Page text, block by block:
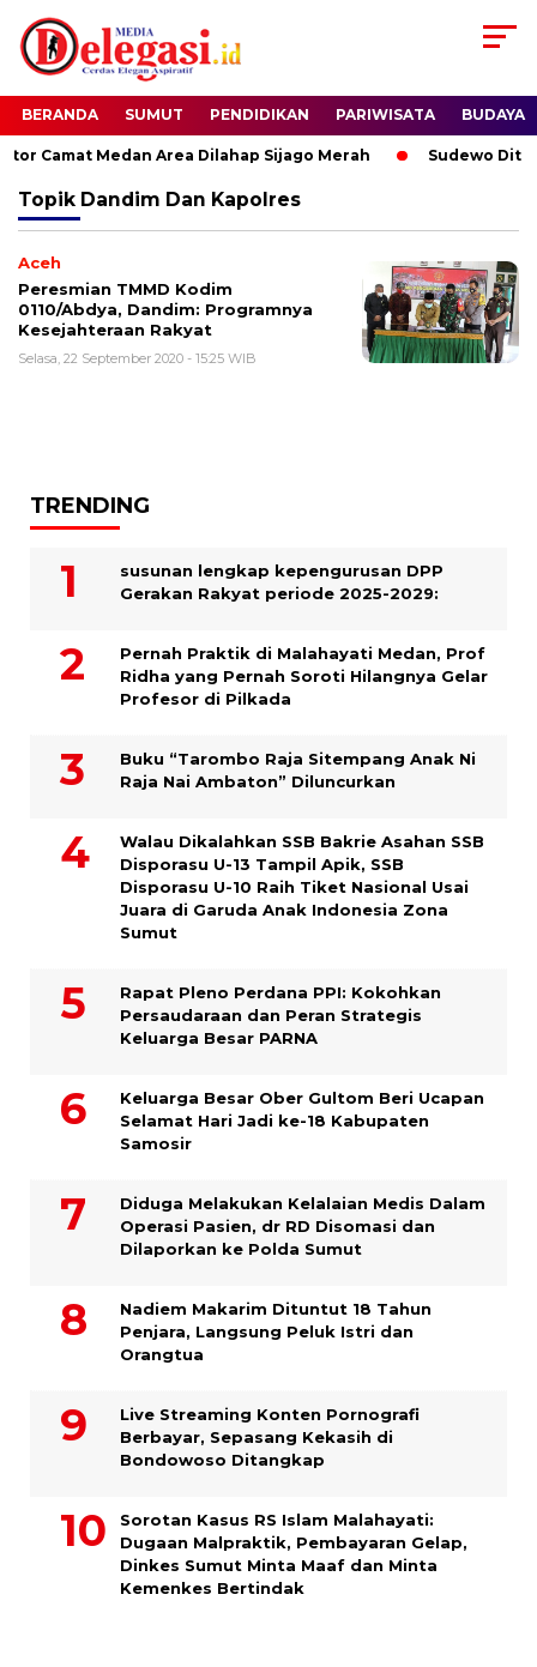
BERANDA SUMUT PENDIDIKAN PARIWISATA BUDAYA
Camat Medan Area Dilahap Sijago Merah Sudewo
Topik Dandim Dan Kapolres
Aceh
Peresmian TMMD Kodim
0110/Abdya, Dandim: Programnya
Kesejahteraan Rakyat
Selasa, 22 September 2020 - 15:25 WIB
TRENDING
susunan lengkap kepengurusan DPP
Gerakan Rakyat periode 2025-2029:
Pernah Praktik di Malahayati Medan, Prof
Ridha yang Pernah Soroti Hilangnya Gelar
Profesor di Pilkada
Buku “Tarombo Raja Sitempang Anak Ni
Raja Nai Ambaton” Diluncurkan
Walau Dikalahkan SSB Bakrie Asahan SSB
Disporasu U-13 Tampil Apik, SSB
Disporasu U-10 Raih Tiket Nasional Usai
Juara di Garuda Anak Indonesia Zona
Sumut
Rapat Pleno Perdana PPI: Kokohkan
Persaudaraan dan Peran Strategis
Keluarga Besar PARNA
Keluarga Besar Ober Gultom Beri Ucapan
Selamat Hari Jadi ke-18 Kabupaten
Samosir
Diduga Melakukan Kelalaian Medis Dalam
Operasi Pasien, dr RD Disomasi dan
Dilaporkan ke Polda Sumut
​Nadiem Makarim Dituntut 18 Tahun
Penjara, Langsung Peluk Istri dan
Orangtua
Live Streaming Konten Pornografi
Berbayar, Sepasang Kekasih di
Bondowoso Ditangkap
Sorotan Kasus RS Islam Malahayati:
Dugaan Malpraktik, Pembayaran Gelap,
Dinkes Sumut Minta Maaf dan Minta
Kemenkes Bertindak